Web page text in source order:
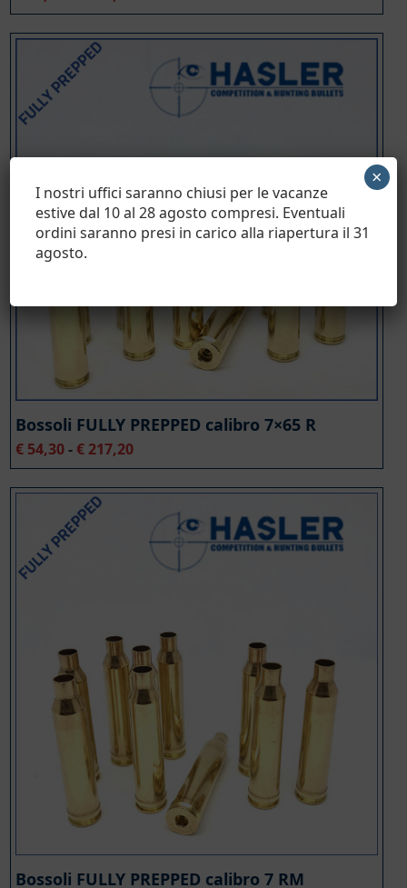
di
prezzo:
€ 48,77
€ 195,08
Bossoli FULLY PREPPED calibro 7×65 R
€54,30-€217,20Fascia
di
prezzo:
€ 54,30
€ 217,20
Bossoli FULLY PREPPED calibro 7 RM
I nostri uffici saranno chiusi per le vacanze
estive dal 10 al 28 agosto compresi. Eventuali
ordini saranno presi in carico alla riapertura il 31
agosto.
×